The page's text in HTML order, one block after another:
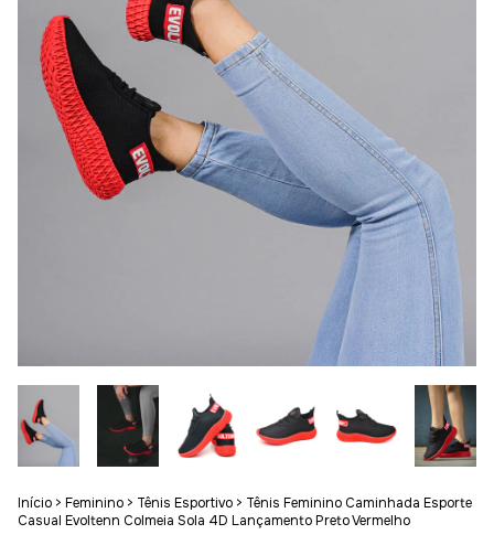
Início > Feminino > Tênis Esportivo > Tênis Feminino Caminhada Esporte
Casual Evoltenn Colmeia Sola 4D Lançamento Preto Vermelho